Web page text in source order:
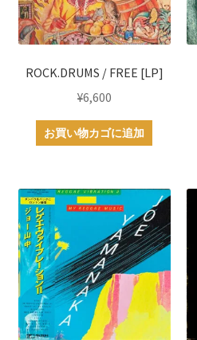
ROCK.DRUMS / FREE [LP]
¥6,600
お買い物カゴに追加